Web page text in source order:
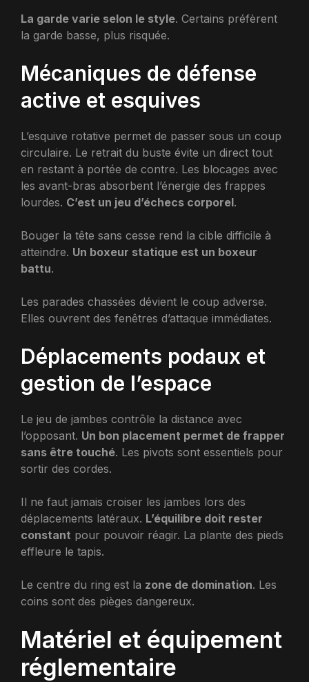
La garde varie selon le style. Certains préfèrent
la garde basse, plus risquée.
Mécaniques de défense
active et esquives
L’esquive rotative permet de passer sous un coup
circulaire. Le retrait du buste évite un direct tout
en restant à portée de contre. Les blocages avec
les avant-bras absorbent l’énergie des frappes
lourdes. C’est un jeu d’échecs corporel.
Bouger la tête sans cesse rend la cible difficile à
atteindre. Un boxeur statique est un boxeur
battu.
Les parades chassées dévient le coup adverse.
Elles ouvrent des fenêtres d’attaque immédiates.
Déplacements podaux et
gestion de l’espace
Le jeu de jambes contrôle la distance avec
l’opposant. Un bon placement permet de frapper
sans être touché. Les pivots sont essentiels pour
sortir des cordes.
Il ne faut jamais croiser les jambes lors des
déplacements latéraux. L’équilibre doit rester
constant pour pouvoir réagir. La plante des pieds
effleure le tapis.
Le centre du ring est la zone de domination. Les
coins sont des pièges dangereux.
Matériel et équipement
réglementaire